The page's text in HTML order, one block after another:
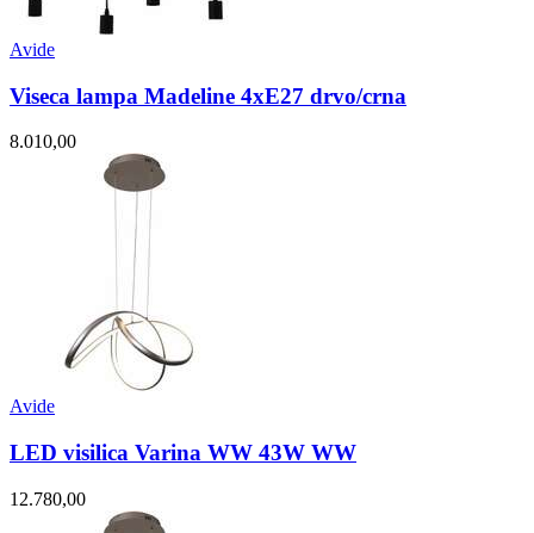
Avide
Viseca lampa Madeline 4xE27 drvo/crna
8.010,00
Avide
LED visilica Varina WW 43W WW
12.780,00